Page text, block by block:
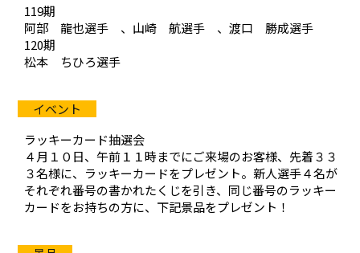
119期
阿部 龍也選手 、山崎 航選手 、渡口 勝成選手
120期
松本 ちひろ選手
ラッキーカード抽選会
４月１０日、午前１１時までにご来場のお客様、先着３３
３名様に、ラッキーカードをプレゼント。新人選手４名が
それぞれ番号の書かれたくじを引き、同じ番号のラッキー
カードをお持ちの方に、下記景品をプレゼント！